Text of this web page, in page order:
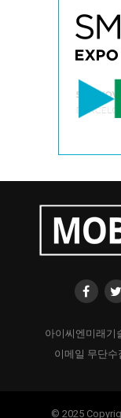
아이씨엔미래기
이메일 무단수
© 2025